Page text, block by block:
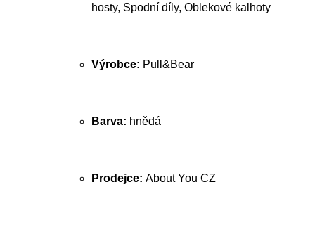
hosty, Spodní díly, Oblekové kalhoty
Výrobce: Pull&Bear
Barva: hnědá
Prodejce: About You CZ